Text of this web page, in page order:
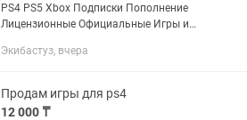
PS4 РS5 Xbox Подписки Пополнение
Лицензионные Официальные Игры и
MORTAL KOMBAT 1 Создание
Экибастуз, вчера
Продам игры для ps4
12 000 ₸